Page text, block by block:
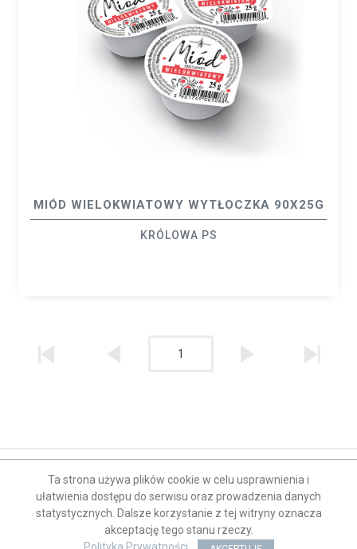
MIÓD WIELOKWIATOWY WYTŁOCZKA 90X25G
KRÓLOWA PS
1
Kontakt
ISK Sp. z o.o.| ©2026
Ta strona używa plików cookie w celu usprawnienia i
ułatwienia dostępu do serwisu oraz prowadzenia danych
statystycznych. Dalsze korzystanie z tej witryny oznacza
akceptację tego stanu rzeczy.